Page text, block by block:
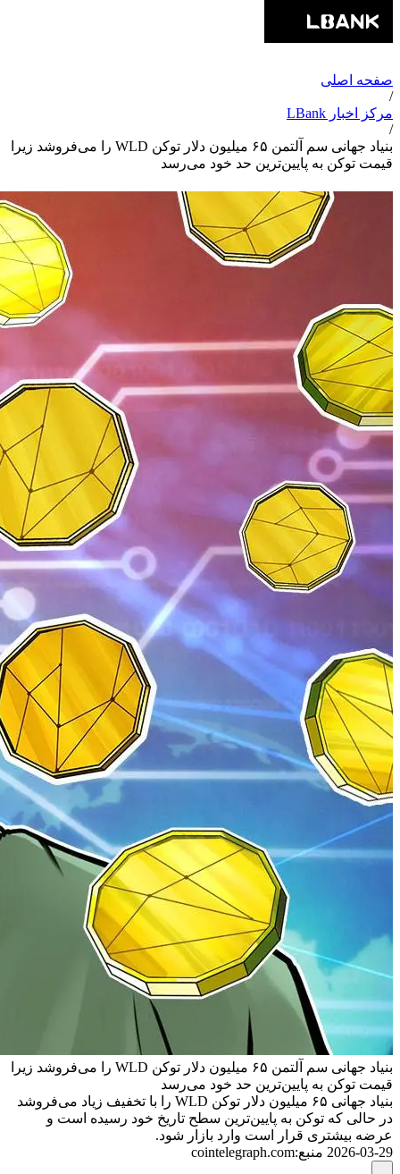
صفحه اصلی
/
مرکز اخبار LBank
/
بنیاد جهانی سم آلتمن ۶۵ میلیون دلار توکن WLD را می‌فروشد زیرا
قیمت توکن به پایین‌ترین حد خود می‌رسد
بنیاد جهانی سم آلتمن ۶۵ میلیون دلار توکن WLD را می‌فروشد زیرا
قیمت توکن به پایین‌ترین حد خود می‌رسد
بنیاد جهانی ۶۵ میلیون دلار توکن WLD را با تخفیف زیاد می‌فروشد
در حالی که توکن به پایین‌ترین سطح تاریخ خود رسیده است و
عرضه بیشتری قرار است وارد بازار شود.
2026-03-29 منبع:
cointelegraph.com